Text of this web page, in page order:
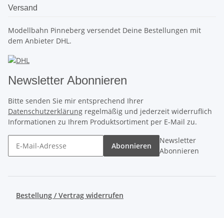
Versand
Modellbahn Pinneberg versendet Deine Bestellungen mit
dem Anbieter DHL.
Newsletter Abonnieren
Bitte senden Sie mir entsprechend Ihrer
Datenschutzerklärung regelmäßig und jederzeit widerruflich
Informationen zu Ihrem Produktsortiment per E-Mail zu.
Abonnieren
Newsletter
Abonnieren
Bestellung / Vertrag widerrufen